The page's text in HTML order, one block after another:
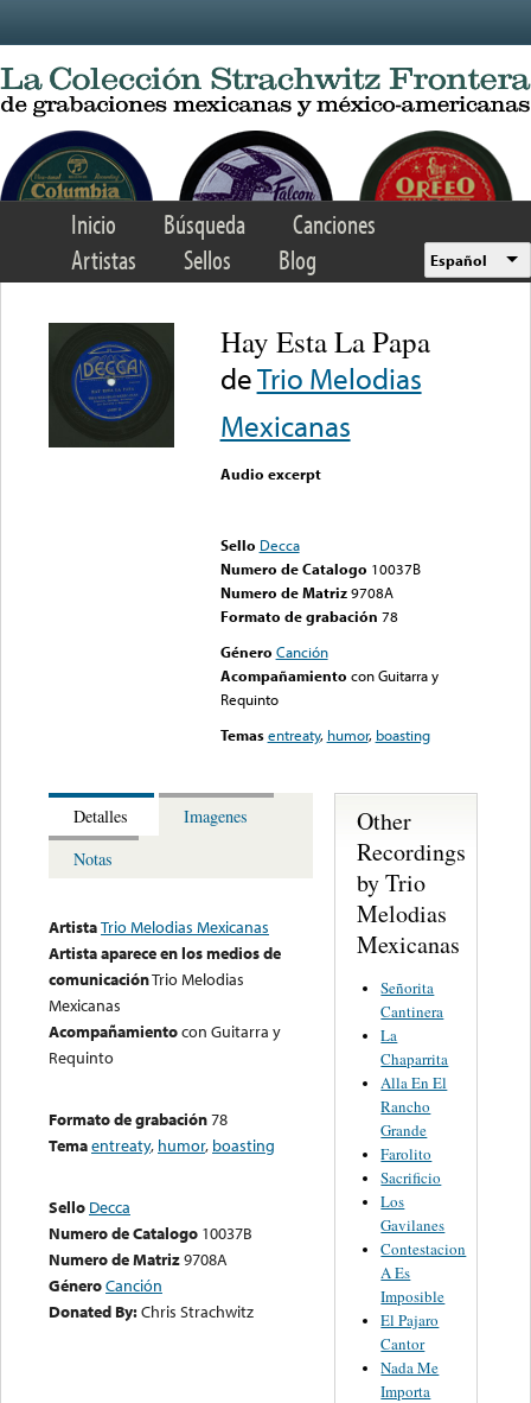
Inicio Búsqueda
Canciones
Artistas
Sellos Blog Español
Hay Esta La Papa
deTrio Melodias
Mexicanas
Audio excerpt
Sello Decca
Numero de Catalogo 10037B
Numero de Matriz 9708A
Formato de grabación 78
Género Canción
Acompañamiento con Guitarra y
Requinto
Temas entreaty, humor, boasting
Detalles
Imagenes
Notas
ArtistaTrio Melodias Mexicanas
Artista aparece en los medios de
comunicaciónTrio Melodias
Mexicanas
Acompañamientocon Guitarra y
Requinto
Formato de grabación78
Temaentreaty, humor, boasting
Sello Decca
Numero de Catalogo 10037B
Numero de Matriz9708A
GéneroCanción
Donated By:Chris Strachwitz
Other
Recordings
by Trio
Melodias
Mexicanas
Señorita
Cantinera
La
Chaparrita
Alla En El
Rancho
Grande
Farolito
Sacrificio
Los
Gavilanes
Contestacion
A Es
Imposible
El Pajaro
Cantor
Nada Me
Importa